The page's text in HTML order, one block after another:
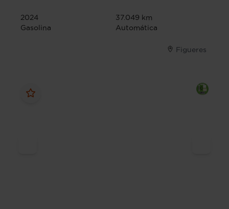
2024
37.049 km
Gasolina
Automática
Figueres